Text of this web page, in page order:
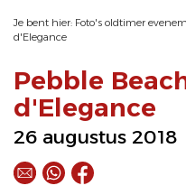
Je bent hier: Foto's oldtimer
d'Elegance
Pebble
d'Elegance
26 augustus 2018